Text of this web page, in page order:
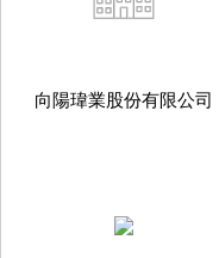
向陽瑋業股份有限公司